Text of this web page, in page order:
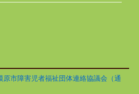
原市障害児者福祉団体連絡協議会（通